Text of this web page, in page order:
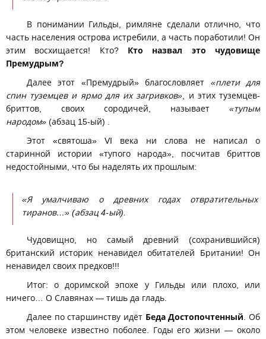
В понимании Гильды, римляне сделали отлично, что
часть населения острова истребили, а часть поработили! Он
этим восхищается! Кто?Кто назвал это чудовище
Премудрым?
Далее этот «Премудрый» благословляет «плети для
спин туземцев и ярмо для их загривков» , и этих туземцев-
бриттов, своих сородичей, называет «тупым
народом» (абзац 15-ый) .
Этот «святоша» VI века ни слова не написал о
старинной истории «тупого народа», посчитав бриттов
недостойными, что бы наделять их прошлым:
«Я умалчиваю о древних годах отвратительных
тиранов…» (абзац 4-ый).
Чудовищно, но самый древний (сохранившийся)
британский историк ненавидел обитателей Британии! Он
ненавидел своих предков!!!
Итог: о доримской эпохе у Гильды или плохо, или
ничего… О Славянах — тишь да гладь.
Далее по старшинству идёт Беда Достопочтенный . Об
этом человеке известно поболее. Годы его жизни — около